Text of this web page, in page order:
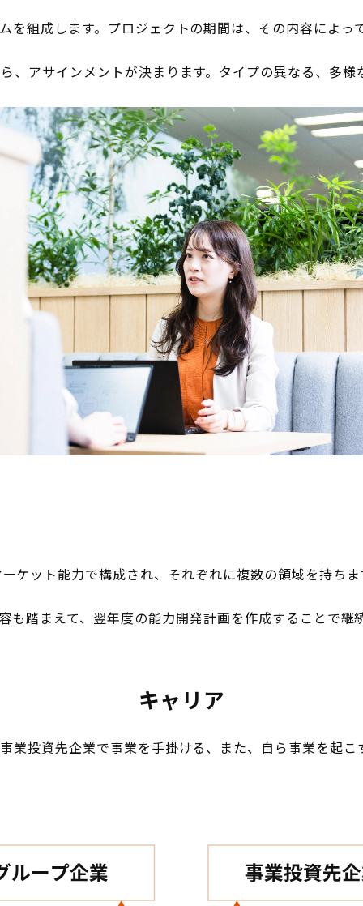
成します。プロジェクトの期間は、その内容に
サインメントが決まります。タイプの異なる、
ット能力で構成され、それぞれに複数の領域を持
まえて、翌年度の能力開発計画を作成することで
キャリア
資先企業で事業を手掛ける、また、自ら事業